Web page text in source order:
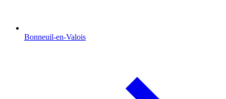
Bonneuil-en-Valois